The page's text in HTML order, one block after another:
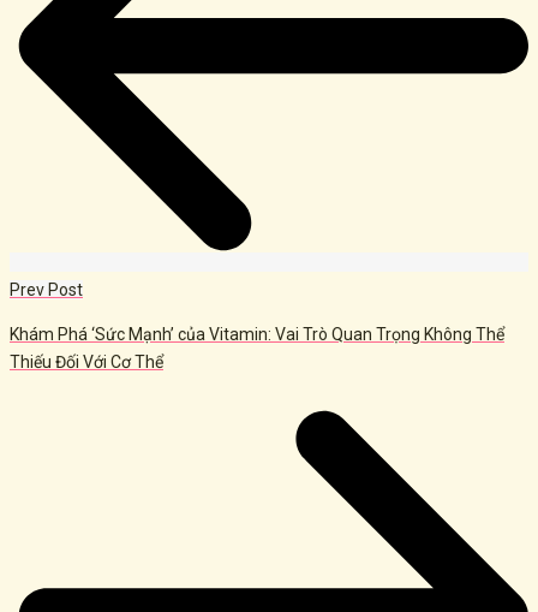
Prev Post
Khám Phá ‘Sức Mạnh’ của Vitamin: Vai Trò Quan Trọng Không Thể
Thiếu Đối Với Cơ Thể